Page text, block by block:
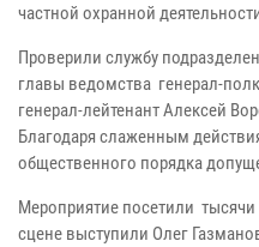
частной охранной
Проверили службу
главы ведомства генерал-
генерал-лейтенант Алексей
Благодаря слаженным
общественного порядка
Мероприятие посетили
сцене выступили Олег